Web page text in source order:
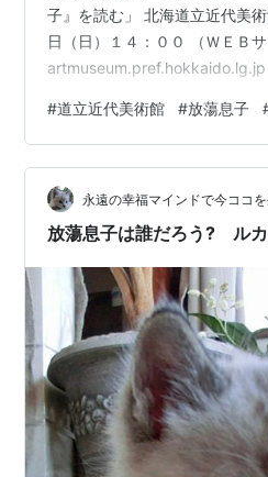
子』を読む」 北海道立近代美
日（日）１４：００ （ＷＥＢ
artmuseum.pref.hokkaido.lg.jp
学び、パリに移住したジュル・
１９３０年）。その後アメリ
ュル・パスキンは生涯にわた
続けました。異国の地に自由を
み出し者への共感をもって描い
#道立近代美術館 #放蕩息子
永遠の幸福マインドで今ココ
放蕩息子は誰だろう? ル